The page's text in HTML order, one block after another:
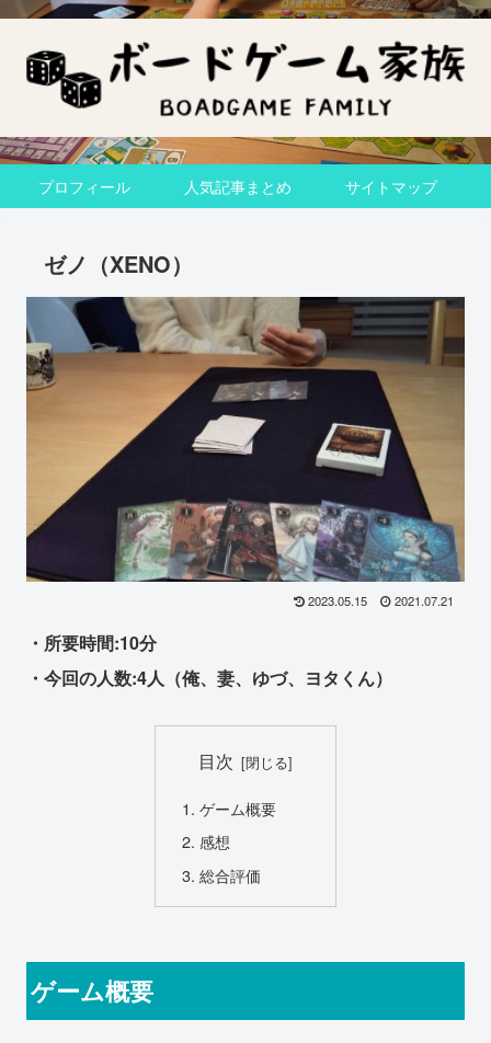
プロフィール 人気記事まとめ サイトマップ
ゼノ（XENO）
2023.05.15 2021.07.21
・所要時間:10分
・今回の人数:4人（俺、妻、ゆづ、ヨタくん）
目次
ゲーム概要
感想
総合評価
ゲーム概要